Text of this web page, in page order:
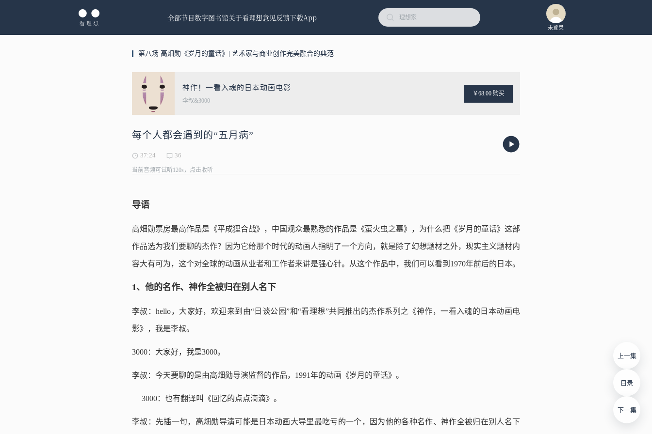
全部节目数字图书馆关于看理想意见反馈下载App
未登录
第八场 高畑勋《岁月的童话》| 艺术家与商业创作完美融合的典范
神作！一看入魂的日本动画电影
李叔&3000
￥68.00 购买
每个人都会遇到的“五月病”
37:24 36
当前音频可试听120s，点击收听
上一集
目录
下一集
导语
高畑勋票房最高作品是《平成狸合战》，中国观众最熟悉的作品是《萤火虫之墓》，为什么把《岁月的童话》这部
作品选为我们要聊的杰作？因为它给那个时代的动画人指明了一个方向，就是除了幻想题材之外，现实主义题材内
容大有可为，这个对全球的动画从业者和工作者来讲是强心针。从这个作品中，我们可以看到1970年前后的日本。
1、他的名作、神作全被归在别人名下
李叔：hello，大家好，欢迎来到由“日谈公园”和“看理想”共同推出的杰作系列之《神作，一看入魂的日本动画电
影》，我是李叔。
3000：大家好，我是3000。
李叔：今天要聊的是由高畑勋导演监督的作品，1991年的动画《岁月的童话》。
3000：也有翻译叫《回忆的点点滴滴》。
李叔：先插一句，高畑勋导演可能是日本动画大导里最吃亏的一个，因为他的各种名作、神作全被归在别人名下